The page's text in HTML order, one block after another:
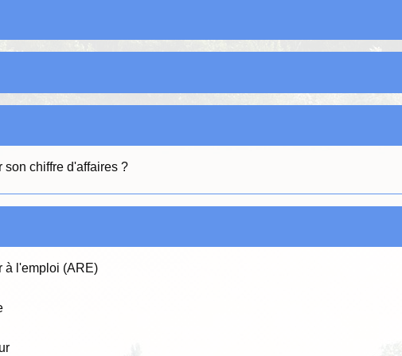
son chiffre d'affaires ?
à l'emploi (ARE)